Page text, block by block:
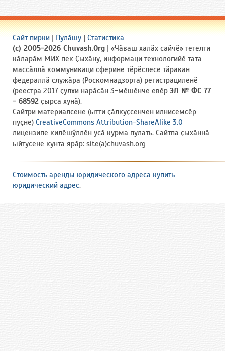
Сайт пирки | Пулӑшу | Статистика
(c) 2005-2026 Chuvash.Org | «Чӑваш халӑх сайчӗ» тетелти
кӑларӑм МИХ пек Ҫыхӑну, информаци технологийӗ тата
массӑллӑ коммуникаци сферине тӗрӗслесе тӑракан
федераллӑ служӑра (Роскомнадзорта) регистрациленӗ
(реестра 2017 ҫулхи нарӑсӑн 3-мӗшӗнче евӗр ЭЛ № ФС 77
- 68592 ҫырса хунӑ).
Сайтри материалсене (ытти ҫӑлкуҫсенчен илнисемсӗр
пуҫне) CreativeCommons Attribution-ShareAlike 3.0
лицензипе килӗшӳллӗн усӑ курма пулать. Сайтпа ҫыхӑннӑ
ыйтусене кунта ярӑр: site(a)chuvash.org
Стоимость аренды юридического адреса купить
юридический адрес.